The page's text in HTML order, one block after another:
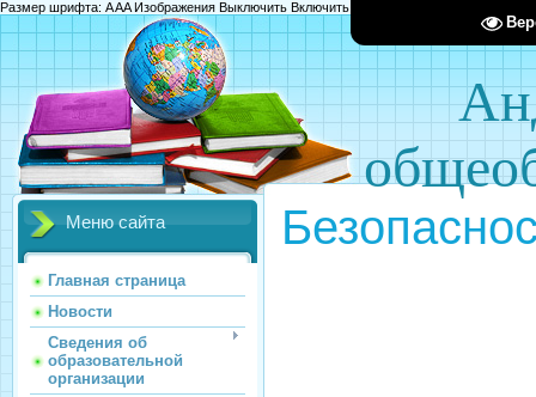
Размер шрифта: AAAИзображения Выключить Включить
Меню сайта
Главная страница
Новости
Сведения об
образовательной
организации